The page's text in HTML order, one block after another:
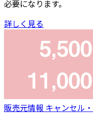
必要になります。
詳しく見る
販売元情報 キャンセル